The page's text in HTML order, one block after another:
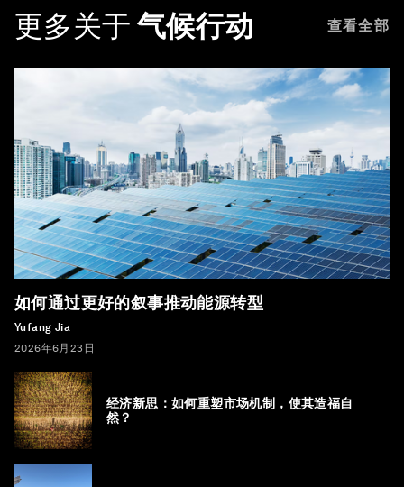
更多关于 气候行动 查看全部
如何通过更好的叙事推动能源转型
Yufang Jia
2026年6月23日
经济新思：如何重塑市场机制，使其造福自
然？